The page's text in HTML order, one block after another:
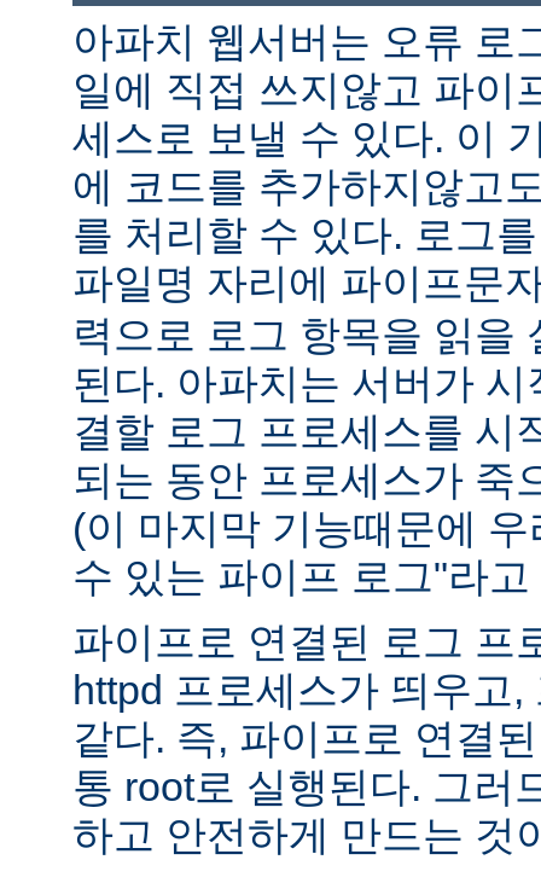
아파치 웹서버는 오류 로
일에 직접 쓰지않고 파이
세스로 보낼 수 있다. 이
에 코드를 추가하지않고
를 처리할 수 있다. 로그
파일명 자리에 파이프문
력으로 로그 항목을 읽을
된다. 아파치는 서버가
결할 로그 프로세스를 시
되는 동안 프로세스가 죽
(이 마지막 기능때문에
수 있는 파이프 로그"라
파이프로 연결된 로그 프
httpd 프로세스가 띄우고
같다. 즉, 파이프로 연결
통 root로 실행된다. 그러
하고 안전하게 만드는 것